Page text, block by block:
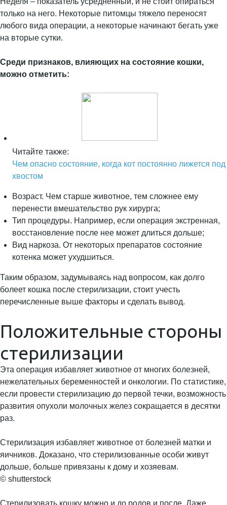
только на него. Некоторые питомцы тяжело переносят
любого вида операции, а некоторые начинают бегать уже
на вторые сутки.
Среди признаков, влияющих на состояние кошки,
можно отметить:
Читайте также:
Чем опасно состояние, когда кот постоянно лижется под
хвостом
Возраст. Чем старше животное, тем сложнее ему
перенести вмешательство рук хирурга;
Тип процедуры. Например, если операция экстренная,
восстановление после нее может длиться дольше;
Вид наркоза. От некоторых препаратов состояние
котенка может ухудшиться.
Таким образом, задумываясь над вопросом, как долго
болеет кошка после стерилизации, стоит учесть
перечисленные выше факторы и сделать вывод.
Положительные стороны
стерилизации
Эта операция избавляет животное от многих болезней,
нежелательных беременностей и онкологии. По статистике,
если провести стерилизацию до первой течки, возможность
развития опухоли молочных желез сокращается в десятки
раз.
Стерилизация избавляет животное от болезней матки и
яичников. Доказано, что стерилизованные особи живут
дольше, больше привязаны к дому и хозяевам.
© shutterstock
Стерилизовать кошку можно и до родов и после. Даже